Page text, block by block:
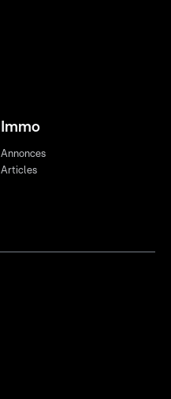
Immo
Annonces
Articles